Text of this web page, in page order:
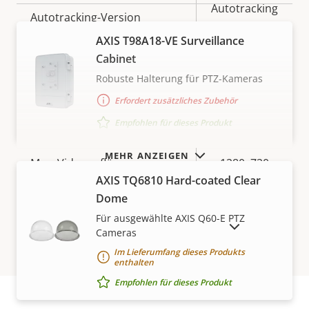
Eigentumsbeschreibung Eigentumswert
Autotracking-Version
Autotracking
Orientierungshilfe
aid PTZ
Eigentumsbeschreibung Eigentumswert
Max. Videoauflösung 1280x720
Max. Bilder pro Sekunde
Tag- und Nacht-Funktion
Elektronische
Bildstabilisierung
MEHR ANZEIGEN
AXIS T98A18-VE Surveillance
Cabinet
Robuste Halterung für PTZ-Kameras
Erfordert zusätzliches Zubehör
Empfohlen für dieses Produkt
AXIS TQ6810 Hard-coated Clear
Dome
Für ausgewählte AXIS Q60-E PTZ
Cameras
Im Lieferumfang dieses Produkts
enthalten
Empfohlen für dieses Produkt
AUSLAUFPRODUKTE ANZEIGEN